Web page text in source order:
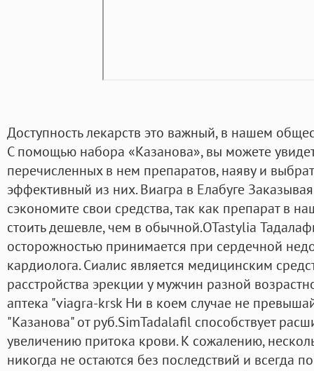
Доступность лекарств это важный, в нашем
С помощью набора «Казанова», вы можете
перечисленных в нем препаратов, наяву и
эффективный из них. Виагра в Елабуге
сэкономите свои средства, так как препарат в
стоить дешевле, чем в обычной.OTastylia
осторожностью принимается при сердечной
кардиолога. Сиалис является медицинским
расстройства эрекции у мужчин разной
аптека "viagra-krsk Ни в коем случае не
"Казанова" от руб.SimTadalafil способствует
увеличению притока крови. К сожалению,
никогда не остаются без последствий и всегда